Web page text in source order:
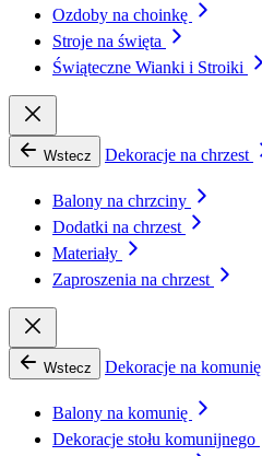
Ozdoby na choinkę
Stroje na święta
Świąteczne Wianki i Stroiki
Wstecz Dekoracje na chrzest
Balony na chrzciny
Dodatki na chrzest
Materiały
Zaproszenia na chrzest
Wstecz Dekoracje na komunię
Balony na komunię
Dekoracje stołu komunijnego